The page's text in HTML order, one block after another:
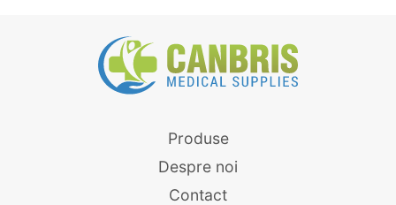
Produse
Despre noi
Contact